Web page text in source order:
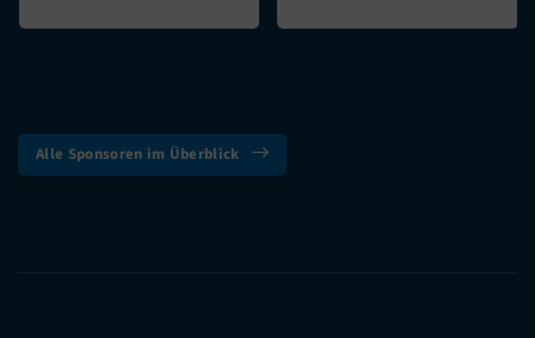
Alle Sponsoren im Überblick